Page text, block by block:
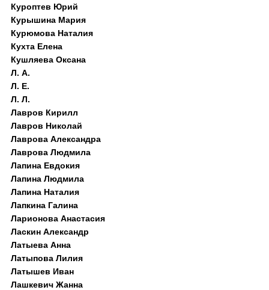
Куроптев Юрий
Курышина Мария
Курюмова Наталия
Кухта Елена
Кушляева Оксана
Л. А.
Л. Е.
Л. Л.
Лавров Кирилл
Лавров Николай
Лаврова Александра
Лаврова Людмила
Лапина Евдокия
Лапина Людмила
Лапина Наталия
Лапкина Галина
Ларионова Анастасия
Ласкин Александр
Латыева Анна
Латыпова Лилия
Латышев Иван
Лашкевич Жанна